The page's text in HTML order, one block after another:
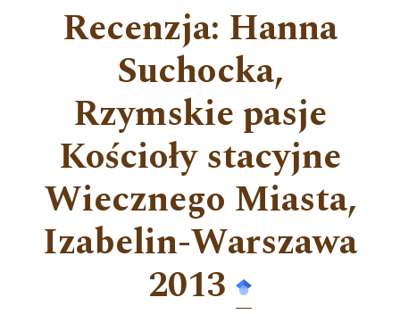
Recenzja: Hanna
Suchocka,
Rzymskie pasje
Kościoły stacyjne
Wiecznego Miasta,
Izabelin-Warszawa
2013